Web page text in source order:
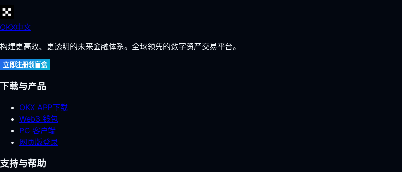
OKX中文
构建更高效、更透明的未来金融体系。全球领先的数字资产交易平台。
立即注册领盲盒
下载与产品
OKX APP下载
Web3 钱包
PC 客户端
网页版登录
支持与帮助